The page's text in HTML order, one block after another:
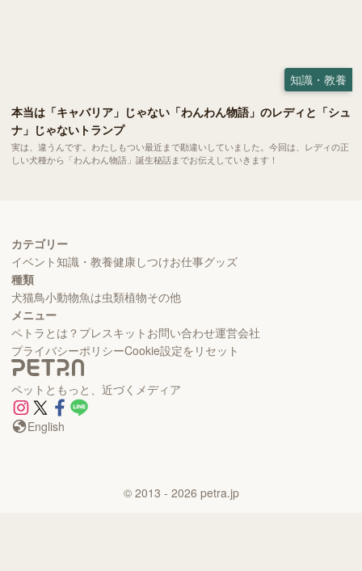
知識・教養
本当は「キャバリア」じゃない「わんわん物語」のレディと「シュ
ナ」じゃないトランプ
実は、違うんです。わたしもつい最近まで勘違いしていました。今回は、レディの正
しい犬種から「わんわん物語」誕生秘話までお伝えしていきます！
カテゴリー
イベント知識・教養健康しつけお仕事グッズ
種類
犬猫鳥小動物魚は虫類植物その他
メニュー
ペトラとは？ プレスキット お問い合わせ運営会社
プライバシーポリシーCookie設定をリセット
ペットともっと、近づくメディア
English
© 2013 - 2026 petra.jp